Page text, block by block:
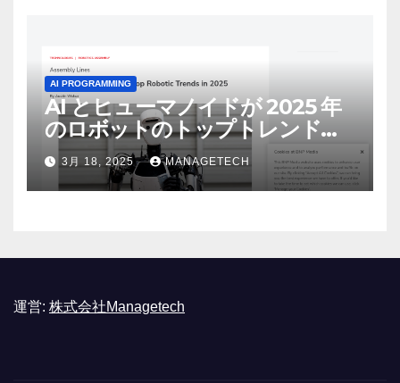
AI PROGRAMMING
AI とヒューマノイドが 2025 年
のロボットのトップトレンドに |
ASSEMBLY
3月 18, 2025 MANAGETECH
運営: 株式会社Managetech